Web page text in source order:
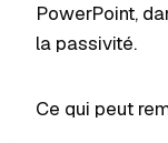
PowerPoint,
la passivité.
Ce qui peut